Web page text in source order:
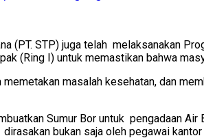
(PT. STP) juga telah melaksanakan
(Ring I) untuk memastikan bahwa
masalah kesehatan, dan
Sumur Bor untuk pengadaan
bukan saja oleh pegawai